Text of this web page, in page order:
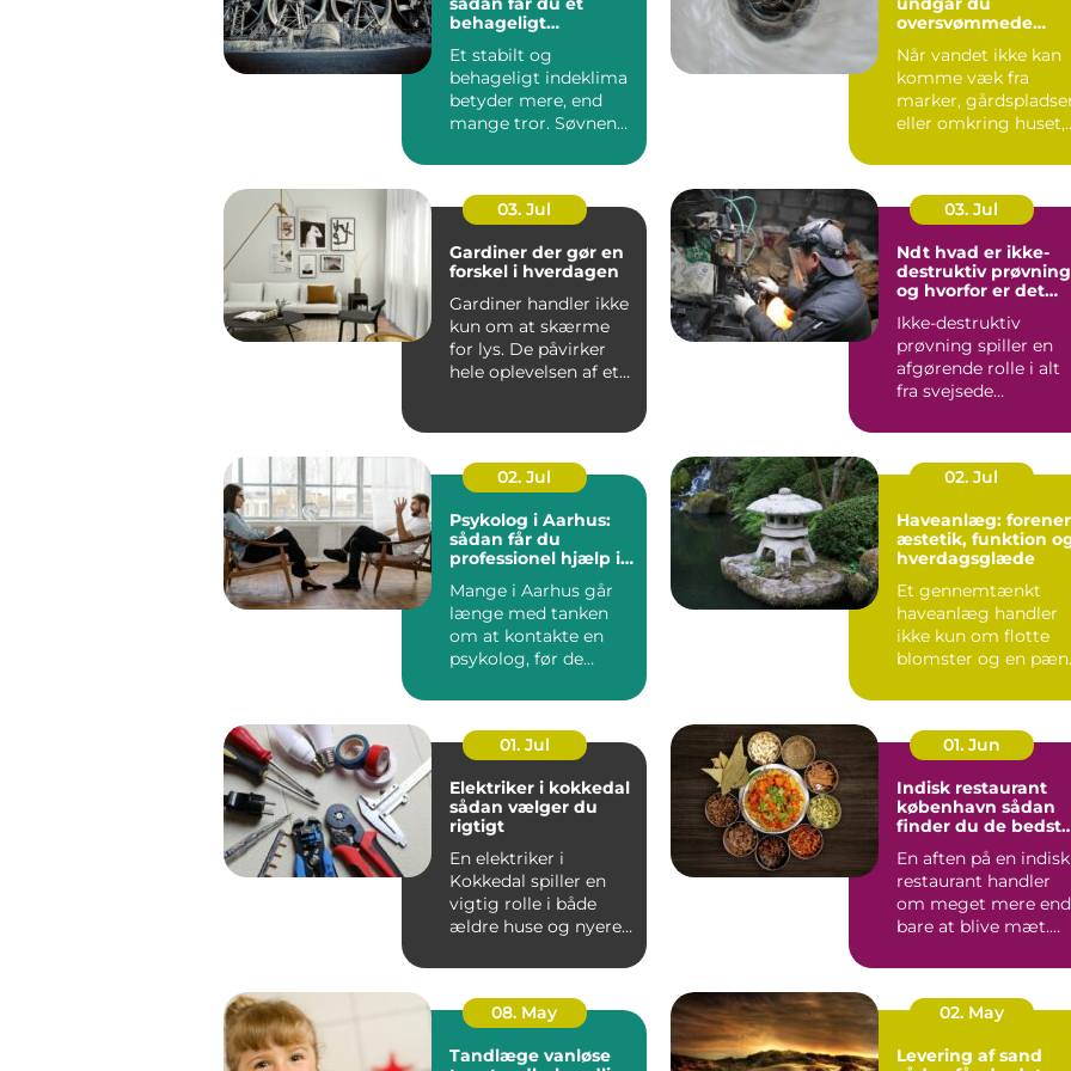
behageligt
Et stabilt og
behageligt indeklima
betyder mere, end
mange tror. Søvnen
koncentratione...
oversvømmede
grunde
Når vandet ikke kan
komme væk fra
marker,
eller omkring huset,
dy...
03. Jul
Gardiner der gør en
forskel i hverdagen
Gardiner handler ikke
kun om at skærme
for lys. De påvirker
hele oplevelsen af et
03. Jul
Ndt hvad er ikke-
destruktiv
og hvorfor er det
Ikke-destruktiv
prøvning spiller en
afgørende rolle i alt
fra svejsede
rørledninge...
02. Jul
Psykolog i Aarhus:
sådan får du
professionel hjælp i
Mange i Aarhus går
længe med tanken
om at kontakte en
psykolog, før de
02. Jul
Haveanlæg: forener
æstetik, funktion
hverdagsglæde
Et gennemtænkt
haveanlæg handler
ikke kun om flotte
blomster og en pæn
01. Jul
Elektriker i kokkedal
sådan vælger du
rigtigt
En elektriker i
Kokkedal spiller en
vigtig rolle i både
ældre huse og nyere
Elinstallatione...
01. Jun
Indisk restaurant
københavn sådan
finder du de bedste
En aften på en indisk
restaurant handler
om meget mere end
bare at blive mæt.
...
08. May
Tandlæge vanløse
02. May
Levering af sand